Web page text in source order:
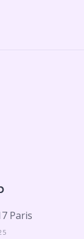
Paris